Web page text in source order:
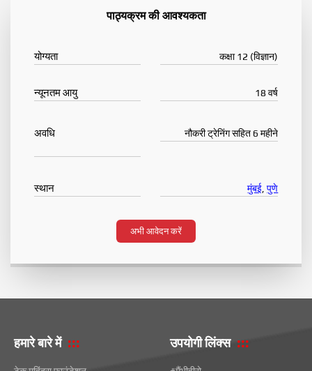
पाठ्यक्रम की आवश्यकता
योग्यता कक्षा 12 (विज्ञान)
न्यूनतम आयु 18 वर्ष
अवधि नौकरी ट्रेनिंग सहित 6 महीने
स्थान मुंबई ,पुणे
अभी आवेदन करें
हमारे बारे में उपयोगी लिंक्स